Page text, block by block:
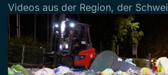
Videos aus der Region, der